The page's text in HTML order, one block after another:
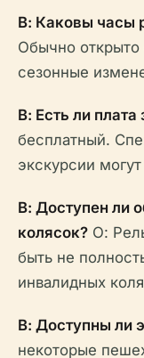
В: Каковы часы
Обычно
сезонные
В: Есть ли плата
бесплатный.
экскурсии
В: Доступен ли
колясок? О:
быть не
инвалидных
В: Доступны ли
некоторые